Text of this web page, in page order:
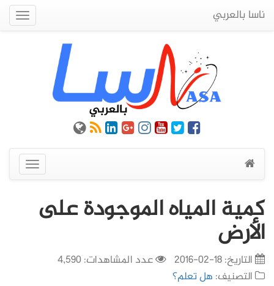
ناسا بالعربي
عرض
القائمة
كمية المياه الموجودة على
الأرض
التاريخ:18-02-2016
عدد المشاهدات: 4,590
التصنيف: هل تعلم؟